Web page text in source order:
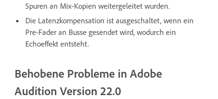
Spuren an Mix-Kopien weitergeleitet wurden.
Die Latenzkompensation ist ausgeschaltet, wenn ein
Pre-Fader an Busse gesendet wird, wodurch ein
Echoeffekt entsteht.
Behobene Probleme in Adobe
Audition Version 22.0